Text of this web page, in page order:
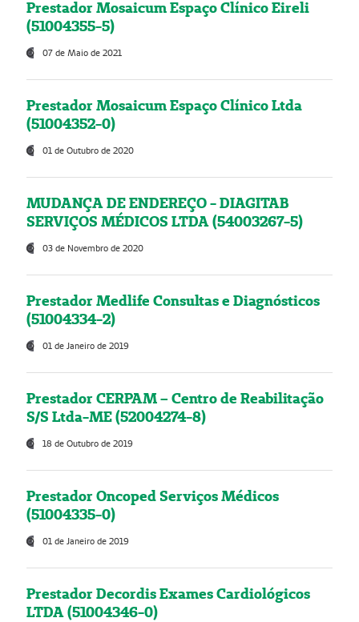
Prestador Mosaicum Espaço Clínico Eireli
(51004355-5)
07 de Maio de 2021
Prestador Mosaicum Espaço Clínico Ltda
(51004352-0)
01 de Outubro de 2020
MUDANÇA DE ENDEREÇO - DIAGITAB
SERVIÇOS MÉDICOS LTDA (54003267-5)
03 de Novembro de 2020
Prestador Medlife Consultas e Diagnósticos
(51004334-2)
01 de Janeiro de 2019
Prestador CERPAM – Centro de Reabilitação
S/S Ltda-ME (52004274-8)
18 de Outubro de 2019
Prestador Oncoped Serviços Médicos
(51004335-0)
01 de Janeiro de 2019
Prestador Decordis Exames Cardiológicos
LTDA (51004346-0)